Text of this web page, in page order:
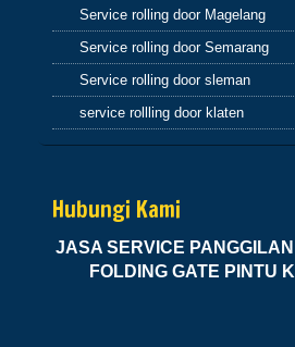
Sahabatku..karunia Allah tak
uang,bisa
iman dan lain-lain. Insyaallah
ibadah
Service rolling door Magelang
Service rolling door Semarang
Service rolling door sleman
service rollling door klaten
Hubungi Kami
JASA SERVICE
FOLDING GATE PINTU